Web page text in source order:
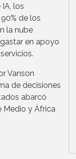
los
de los
la nube
en apoyo
Vanson
de decisiones
abarcó
Medio y África